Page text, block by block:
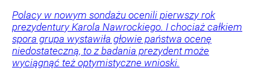
Polacy w nowym sondażu ocenili pierwszy rok
prezydentury Karola Nawrockiego. I chociaż całkiem
spora grupa wystawiła głowie państwa ocenę
niedostateczną, to z badania prezydent może
wyciągnąć też optymistyczne wnioski.